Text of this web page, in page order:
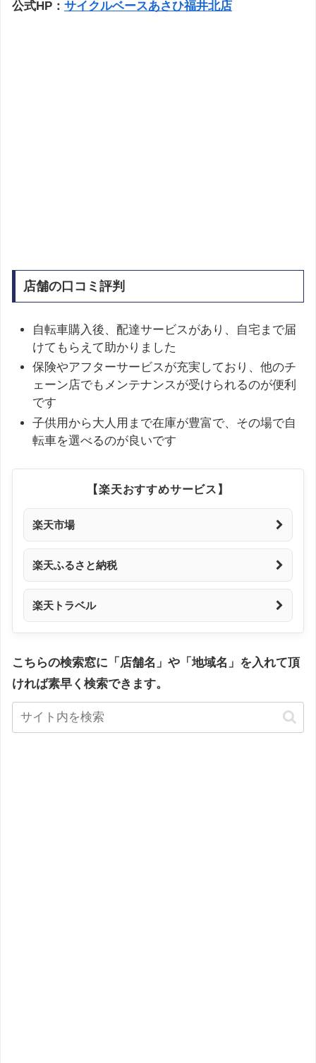
公式HP： サイクルベースあさひ福井北店
店舗の口コミ評判
自転車購入後、配達サービスがあり、自宅まで届
けてもらえて助かりました ​
保険やアフターサービスが充実しており、他のチ
ェーン店でもメンテナンスが受けられるのが便利
です ​
子供用から大人用まで在庫が豊富で、その場で自
転車を選べるのが良いです
【楽天おすすめサービス】
楽天市場
楽天ふるさと納税
楽天トラベル
こちらの検索窓に「店舗名」や「地域名」を入れて頂
ければ素早く検索できます。